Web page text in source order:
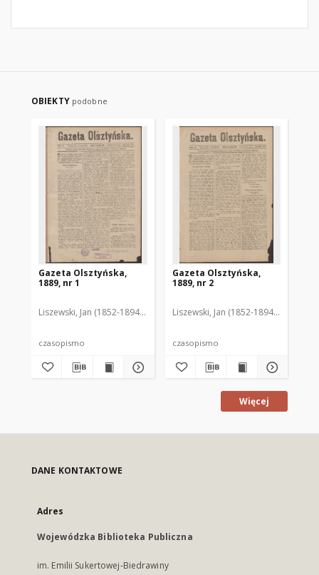
OBIEKTY podobne
Gazeta Olsztyńska,
1889, nr 1
Liszewski, Jan (1852-1894). Red.
czasopismo
Gazeta Olsztyńska,
1889, nr 2
Liszewski, Jan (1852-1894). Red.
czasopismo
Więcej
DANE KONTAKTOWE
Adres
Wojewódzka Biblioteka Publiczna
im. Emilii Sukertowej-Biedrawiny